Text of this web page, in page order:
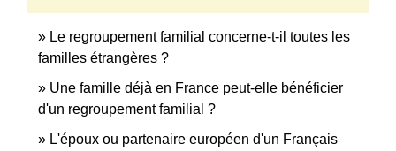
Le regroupement familial concerne-t-il toutes les
familles étrangères ?
Une famille déjà en France peut-elle bénéficier
d'un regroupement familial ?
L'époux ou partenaire européen d'un Français